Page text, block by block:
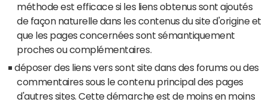
méthode est efficace si les liens obtenus sont ajoutés
de façon naturelle dans les contenus du site d'origine et
que les pages concernées sont sémantiquement
proches ou complémentaires.
déposer des liens vers sont site dans des forums ou des
commentaires sous le contenu principal des pages
d'autres sites. Cette démarche est de moins en moins